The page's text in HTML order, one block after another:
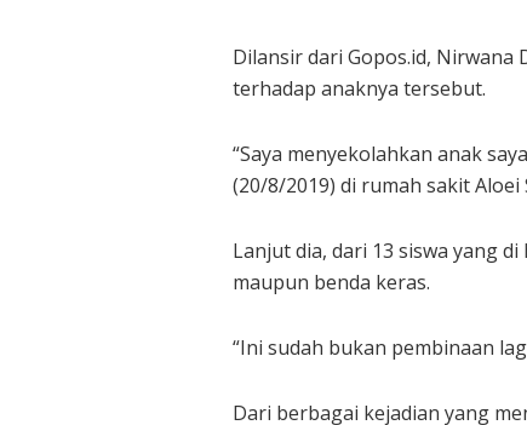
Dilansir dari Gopos.id,
terhadap anaknya tersebut.
“Saya menyekolahkan anak
(20/8/2019) di rumah sakit Aloei
Lanjut dia, dari 13 siswa yang
maupun benda keras.
“Ini sudah bukan pembinaan
Dari berbagai kejadian yang